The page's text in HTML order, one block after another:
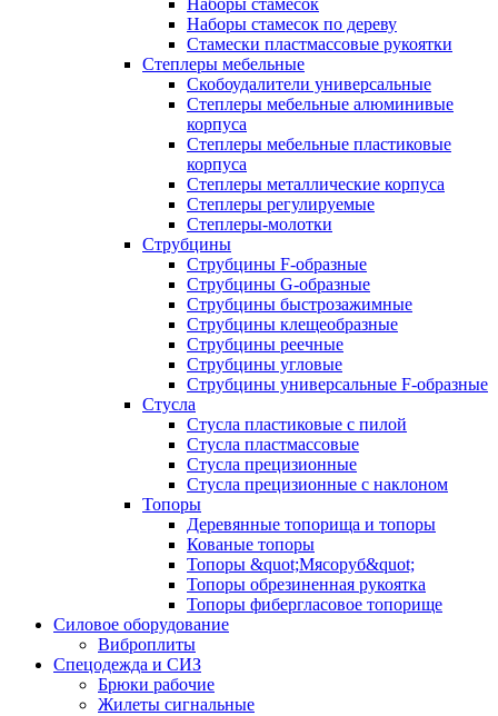
Наборы стамесок
Наборы стамесок по дереву
Стамески пластмассовые рукоятки
Степлеры мебельные
Скобоудалители универсальные
Степлеры мебельные алюминивые
корпуса
Степлеры мебельные пластиковые
корпуса
Степлеры металлические корпуса
Степлеры регулируемые
Степлеры-молотки
Струбцины
Струбцины F-образные
Струбцины G-образные
Струбцины быстрозажимные
Струбцины клещеобразные
Струбцины реечные
Струбцины угловые
Струбцины универсальные F-образные
Стусла
Стусла пластиковые с пилой
Стусла пластмассовые
Стусла прецизионные
Стусла прецизионные с наклоном
Топоры
Деревянные топорища и топоры
Кованые топоры
Топоры &quot;Мясоруб&quot;
Топоры обрезиненная рукоятка
Топоры фибергласовое топорище
Силовое оборудование
Виброплиты
Спецодежда и СИЗ
Брюки рабочие
Жилеты сигнальные